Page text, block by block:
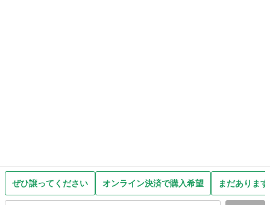
ぜひ譲ってください オンライン決済で購入希望 まだありま